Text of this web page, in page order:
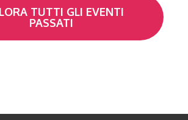
TUTTI GLI EVENTI
PASSATI